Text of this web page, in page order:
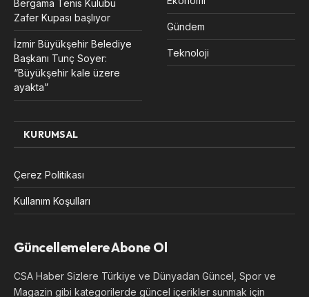
Bergama Tenis Kulübü
Zafer Kupası başlıyor
İzmir Büyükşehir Belediye
Başkanı Tunç Soyer:
“Büyükşehir kale üzere
ayakta”
Gündem
Teknoloji
KURUMSAL
Çerez Politikası
Kullanım Koşulları
Güncellemelere Abone Ol
CSA Haber Sizlere Türkiye ve Dünyadan Güncel, Spor ve
Magazin gibi kategorilerde güncel içerikler sunmak için